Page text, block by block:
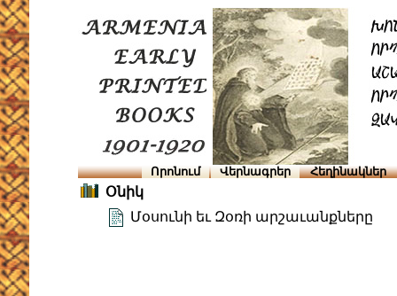
Որոնում Վերնագրեր Հեղինակներ
Օնիկ
Մօսունի եւ Զօռի արշաւանքները